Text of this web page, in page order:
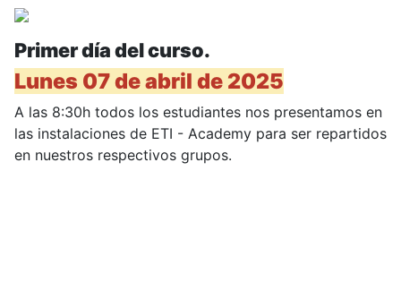
Primer día del curso.
Lunes 07 de abril de 2025
A las 8:30h todos los estudiantes nos presentamos en
las instalaciones de ETI - Academy para ser repartidos
en nuestros respectivos grupos.